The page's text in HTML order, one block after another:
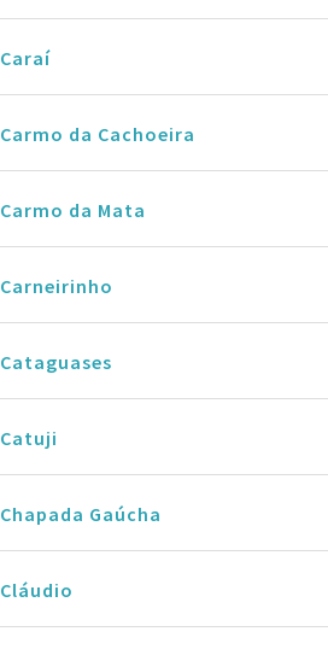
Caraí
Carmo da Cachoeira
Carmo da Mata
Carneirinho
Cataguases
Catuji
Chapada Gaúcha
Cláudio